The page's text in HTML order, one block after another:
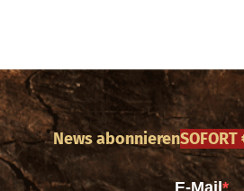
News abonnieren